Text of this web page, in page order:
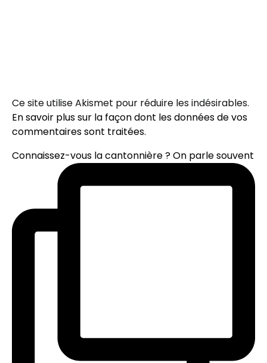
Ce site utilise Akismet pour réduire les indésirables.
En savoir plus sur la façon dont les données de vos
commentaires sont traitées.
Connaissez-vous la cantonnière ? On parle souvent